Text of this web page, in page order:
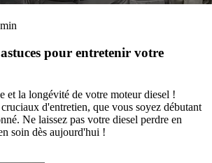
pour entretenir votre
et la longévité de votre moteur diesel !
d'entretien, que vous soyez débutant
Ne laissez pas votre diesel perdre en
soin dès aujourd'hui !